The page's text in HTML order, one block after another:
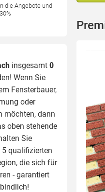
die Angebote und
insgesamt 0
Wenn Sie
Fensterbauer,
oder
möchten, dann
oben stehende
Sie
qualifizierten
die sich für
- garantiert